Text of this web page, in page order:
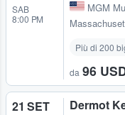
SAB
8:00 PM
MGM
Più di 200
da 96
21 SET Dermot